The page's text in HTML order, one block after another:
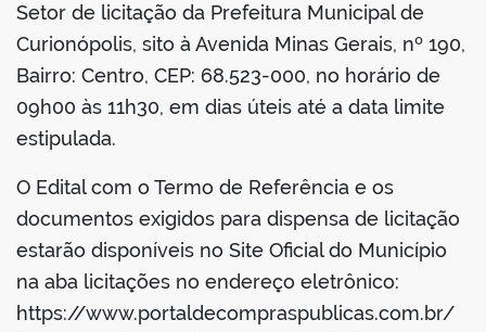
Setor de licitação da Prefeitura Municipal de
Curionópolis, sito à Avenida Minas Gerais, nº 190,
Bairro: Centro, CEP: 68.523-000, no horário de
09h00 às 11h30, em dias úteis até a data limite
estipulada.
O Edital com o Termo de Referência e os
documentos exigidos para dispensa de licitação
estarão disponíveis no Site Oficial do Município
na aba licitações no endereço eletrônico:
https://www.portaldecompraspublicas.com.br/